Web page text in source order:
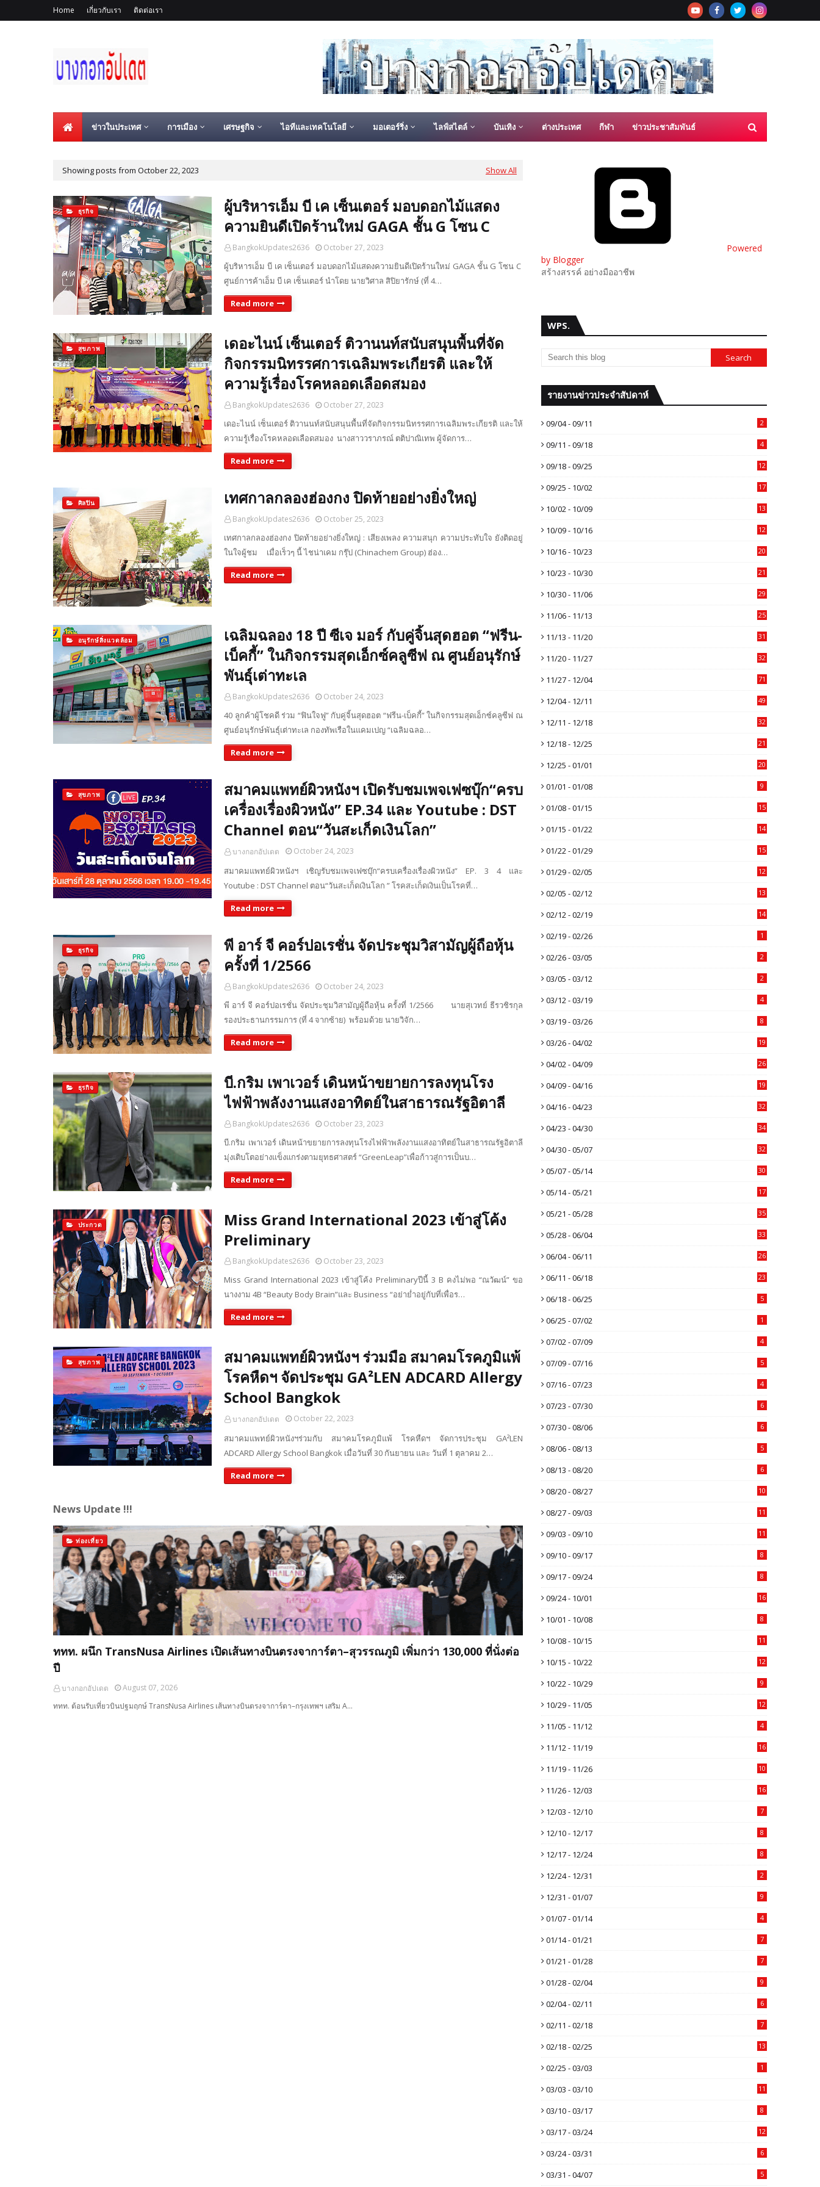
Home เกี่ยวกับเรา ติดต่อเรา
ข่าวในประเทศ การเมือง เศรษฐกิจ ไอทีและเทคโนโลยี มอเตอร์ริ่ง ไลฟ์สไตล์ บันเทิง ต่างประเทศ กีฬา ข่าวประชาสัมพันธ์
Showing posts from October 22, 2023 Show All
ธุรกิจ
ผู้บริหารเอ็ม บี เค เซ็นเตอร์ มอบดอกไม้แสดง
ความยินดีเปิดร้านใหม่ GAGA ชั้น G โซน C
BangkokUpdates2636 October 27, 2023
ผู้บริหารเอ็ม บี เค เซ็นเตอร์ มอบดอกไม้แสดงความยินดีเปิดร้านใหม่ GAGA ชั้น G โซน C
ศูนย์การค้าเอ็ม บี เค เซ็นเตอร์ นำโดย นายวิศาล สิปิยารักษ์ (ที่ 4…
Read more
สุขภาพ
เดอะไนน์ เซ็นเตอร์ ติวานนท์สนับสนุนพื้นที่จัด
กิจกรรมนิทรรศการเฉลิมพระเกียรติ และให้
ความรู้เรื่องโรคหลอดเลือดสมอง
BangkokUpdates2636 October 27, 2023
เดอะไนน์ เซ็นเตอร์ ติวานนท์สนับสนุนพื้นที่จัดกิจกรรมนิทรรศการเฉลิมพระเกียรติ และให้
ความรู้เรื่องโรคหลอดเลือดสมอง นางสาววราภรณ์ ตติปาณิเทพ ผู้จัดการ…
Read more
ศิลปิน เทศกาลกลองฮ่องกง ปิดท้ายอย่างยิ่งใหญ่
BangkokUpdates2636 October 25, 2023
เทศกาลกลองฮ่องกง ปิดท้ายอย่างยิ่งใหญ่ : เสียงเพลง ความสนุก ความประทับใจ ยังติดอยู่
ในใจผู้ชม เมื่อเร็วๆ นี้ ไชน่าเคม กรุ๊ป (Chinachem Group) ฮ่อง…
Read more
อนุรักษ์สิ่งแวดล้อม
เฉลิมฉลอง 18 ปี ซีเจ มอร์ กับคู่จิ้นสุดฮอต “ฟรีน-
เบ็คกี้” ในกิจกรรมสุดเอ็กซ์คลูซีฟ ณ ศูนย์อนุรักษ์
พันธุ์เต่าทะเล
BangkokUpdates2636 October 24, 2023
40 ลูกค้าผู้โชคดี ร่วม “ฟินใจฟู” กับคู่จิ้นสุดฮอต “ฟรีน-เบ็คกี้” ในกิจกรรมสุดเอ็กซ์คลูซีฟ ณ
ศูนย์อนุรักษ์พันธุ์เต่าทะเล กองทัพเรือในแคมเปญ “เฉลิมฉลอ…
Read more
สุขภาพ
สมาคมแพทย์ผิวหนังฯ เปิดรับชมเพจเฟซบุ๊ก“ครบ
เครื่องเรื่องผิวหนัง” EP.34 และ Youtube : DST
Channel ตอน“วันสะเก็ดเงินโลก”
บางกอกอัปเดต October 24, 2023
สมาคมแพทย์ผิวหนังฯ เชิญรับชมเพจเฟซบุ๊ก“ครบเครื่องเรื่องผิวหนัง” EP. 3 4 และ
Youtube : DST Channel ตอน“วันสะเก็ดเงินโลก ” โรคสะเก็ดเงินเป็นโรคที่…
Read more
ธุรกิจ
พี อาร์ จี คอร์ปอเรชั่น จัดประชุมวิสามัญผู้ถือหุ้น
ครั้งที่ 1/2566
BangkokUpdates2636 October 24, 2023
พี อาร์ จี คอร์ปอเรชั่น จัดประชุมวิสามัญผู้ถือหุ้น ครั้งที่ 1/2566 นายสุเวทย์ ธีรวชิรกุล
รองประธานกรรมการ (ที่ 4 จากซ้าย) พร้อมด้วย นายวิจัก…
Read more
ธุรกิจ
บี.กริม เพาเวอร์ เดินหน้าขยายการลงทุนโรง
ไฟฟ้าพลังงานแสงอาทิตย์ในสาธารณรัฐอิตาลี
BangkokUpdates2636 October 23, 2023
บี.กริม เพาเวอร์ เดินหน้าขยายการลงทุนโรงไฟฟ้าพลังงานแสงอาทิตย์ในสาธารณรัฐอิตาลี
มุ่งเติบโตอย่างแข็งแกร่งตามยุทธศาสตร์ “GreenLeap”เพื่อก้าวสู่การเป็นบ…
Read more
ประกวด
Miss Grand International 2023 เข้าสู่โค้ง
Preliminary
BangkokUpdates2636 October 23, 2023
Miss Grand International 2023 เข้าสู่โค้ง Preliminaryปีนี้ 3 B คงไม่พอ “ณวัฒน์” ขอ
นางงาม 4B “Beauty Body Brain”และ Business “อย่าย่ำอยู่กับที่เพื่อร…
Read more
สุขภาพ
สมาคมแพทย์ผิวหนังฯ ร่วมมือ สมาคมโรคภูมิแพ้
โรคหืดฯ จัดประชุม GA²LEN ADCARD Allergy
School Bangkok
บางกอกอัปเดต October 22, 2023
สมาคมแพทย์ผิวหนังฯร่วมกับ สมาคมโรคภูมิแพ้ โรคหืดฯ จัดการประชุม GA²LEN
ADCARD Allergy School Bangkok เมื่อวันที่ 30 กันยายน และ วันที่ 1 ตุลาคม 2…
Read more
News Update !!!
ท่องเที่ยว
ททท. ผนึก TransNusa Airlines เปิดเส้นทางบินตรงจาการ์ตา–สุวรรณภูมิ เพิ่มกว่า 130,000 ที่นั่งต่อ
ปี
บางกอกอัปเดต
August 07, 2026
ททท. ต้อนรับเที่ยวบินปฐมฤกษ์ TransNusa Airlines เส้นทางบินตรงจาการ์ตา–กรุงเทพฯ เสริม A…
Powered
by Blogger
สร้างสรรค์ อย่างมืออาชีพ
WPS.
รายงานข่าวประจำสัปดาห์
09/04 - 09/11 2
09/11 - 09/18 4
09/18 - 09/25 12
09/25 - 10/02 17
10/02 - 10/09 13
10/09 - 10/16 12
10/16 - 10/23 20
10/23 - 10/30 21
10/30 - 11/06 29
11/06 - 11/13 25
11/13 - 11/20 31
11/20 - 11/27 32
11/27 - 12/04 71
12/04 - 12/11 49
12/11 - 12/18 32
12/18 - 12/25 21
12/25 - 01/01 20
01/01 - 01/08 9
01/08 - 01/15 15
01/15 - 01/22 14
01/22 - 01/29 15
01/29 - 02/05 12
02/05 - 02/12 13
02/12 - 02/19 14
02/19 - 02/26 1
02/26 - 03/05 2
03/05 - 03/12 2
03/12 - 03/19 4
03/19 - 03/26 8
03/26 - 04/02 19
04/02 - 04/09 26
04/09 - 04/16 19
04/16 - 04/23 32
04/23 - 04/30 34
04/30 - 05/07 32
05/07 - 05/14 30
05/14 - 05/21 17
05/21 - 05/28 35
05/28 - 06/04 33
06/04 - 06/11 26
06/11 - 06/18 23
06/18 - 06/25 5
06/25 - 07/02 1
07/02 - 07/09 4
07/09 - 07/16 5
07/16 - 07/23 4
07/23 - 07/30 6
07/30 - 08/06 6
08/06 - 08/13 5
08/13 - 08/20 6
08/20 - 08/27 10
08/27 - 09/03 11
09/03 - 09/10 11
09/10 - 09/17 8
09/17 - 09/24 8
09/24 - 10/01 16
10/01 - 10/08 8
10/08 - 10/15 11
10/15 - 10/22 12
10/22 - 10/29 9
10/29 - 11/05 12
11/05 - 11/12 4
11/12 - 11/19 16
11/19 - 11/26 10
11/26 - 12/03 16
12/03 - 12/10 7
12/10 - 12/17 8
12/17 - 12/24 8
12/24 - 12/31 2
12/31 - 01/07 9
01/07 - 01/14 4
01/14 - 01/21 7
01/21 - 01/28 7
01/28 - 02/04 9
02/04 - 02/11 6
02/11 - 02/18 7
02/18 - 02/25 13
02/25 - 03/03 1
03/03 - 03/10 11
03/10 - 03/17 8
03/17 - 03/24 12
03/24 - 03/31 6
03/31 - 04/07 5